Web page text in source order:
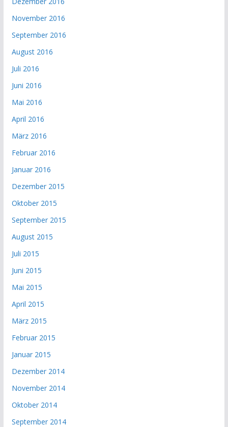
November 2016
September 2016
August 2016
Juli 2016
Juni 2016
Mai 2016
April 2016
März 2016
Februar 2016
Januar 2016
Dezember 2015
Oktober 2015
September 2015
August 2015
Juli 2015
Juni 2015
Mai 2015
April 2015
März 2015
Februar 2015
Januar 2015
Dezember 2014
November 2014
Oktober 2014
September 2014